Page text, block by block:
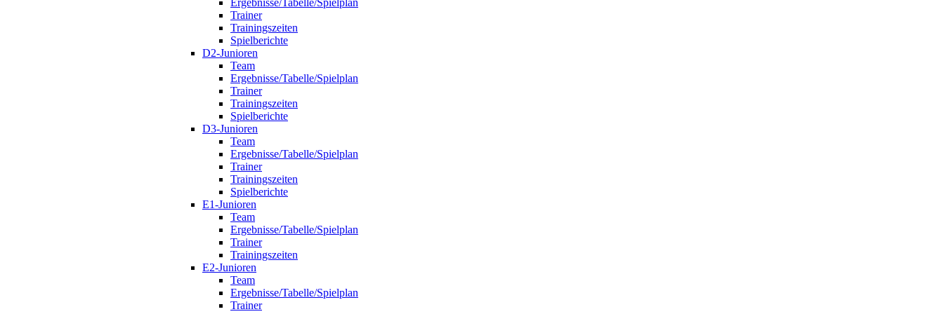
Trainer
Trainingszeiten
Spielberichte
D2-Junioren
Team
Ergebnisse/Tabelle/Spielplan
Trainer
Trainingszeiten
Spielberichte
D3-Junioren
Team
Ergebnisse/Tabelle/Spielplan
Trainer
Trainingszeiten
Spielberichte
E1-Junioren
Team
Ergebnisse/Tabelle/Spielplan
Trainer
Trainingszeiten
E2-Junioren
Team
Ergebnisse/Tabelle/Spielplan
Trainer